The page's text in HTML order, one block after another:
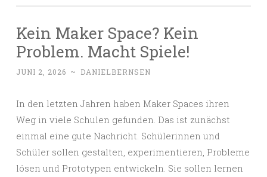
Kein Maker Space? Kein
Problem. Macht Spiele!
JUNI 2, 2026 ~ DANIELBERNSEN
In den letzten Jahren haben Maker Spaces ihren
Weg in viele Schulen gefunden. Das ist zunächst
einmal eine gute Nachricht. Schülerinnen und
Schüler sollen gestalten, experimentieren, Probleme
lösen und Prototypen entwickeln. Sie sollen lernen